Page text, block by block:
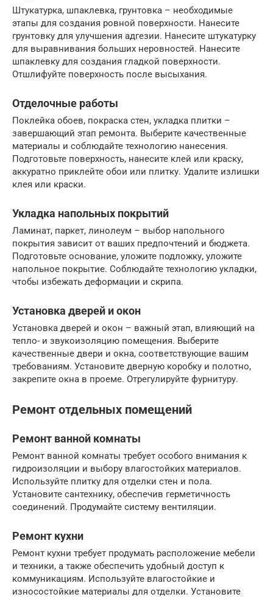
Штукатурка, шпаклевка, грунтовка – необходимые
этапы для создания ровной поверхности. Нанесите
грунтовку для улучшения адгезии. Нанесите штукатурку
для выравнивания больших неровностей. Нанесите
шпаклевку для создания гладкой поверхности.
Отшлифуйте поверхность после высыхания.
Отделочные работы
Поклейка обоев, покраска стен, укладка плитки –
завершающий этап ремонта. Выберите качественные
материалы и соблюдайте технологию нанесения.
Подготовьте поверхность, нанесите клей или краску,
аккуратно приклейте обои или плитку. Удалите излишки
клея или краски.
Укладка напольных покрытий
Ламинат, паркет, линолеум – выбор напольного
покрытия зависит от ваших предпочтений и бюджета.
Подготовьте основание, уложите подложку, уложите
напольное покрытие. Соблюдайте технологию укладки,
чтобы избежать деформации и скрипа.
Установка дверей и окон
Установка дверей и окон – важный этап, влияющий на
тепло- и звукоизоляцию помещения. Выберите
качественные двери и окна, соответствующие вашим
требованиям. Установите дверную коробку и полотно,
закрепите окна в проеме. Отрегулируйте фурнитуру.
Ремонт отдельных помещений
Ремонт ванной комнаты
Ремонт ванной комнаты требует особого внимания к
гидроизоляции и выбору влагостойких материалов.
Используйте плитку для отделки стен и пола.
Установите сантехнику, обеспечив герметичность
соединений. Продумайте систему вентиляции.
Ремонт кухни
Ремонт кухни требует продумать расположение мебели
и техники, а также обеспечить удобный доступ к
коммуникациям. Используйте влагостойкие и
износостойкие материалы для отделки. Установите